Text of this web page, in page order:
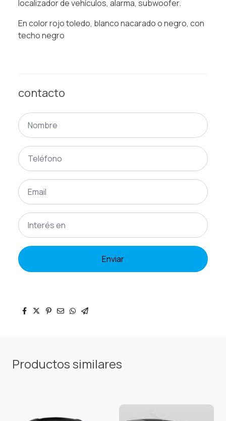
localizador de vehículos, alarma, subwoofer.
En color rojo toledo, blanco nacarado o negro, con
techo negro
contacto
Enviar
Productos similares